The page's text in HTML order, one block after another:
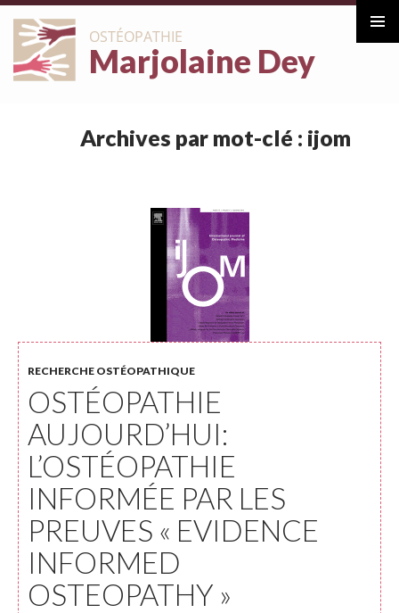
OSTÉOPATHIE
Marjolaine Dey
ALLER
AU
CONTENU
Archives par mot-clé : ijom
RECHERCHE OSTÉOPATHIQUE
OSTÉOPATHIE
AUJOURD’HUI:
L’OSTÉOPATHIE
INFORMÉE PAR LES
PREUVES « EVIDENCE
INFORMED
OSTEOPATHY »